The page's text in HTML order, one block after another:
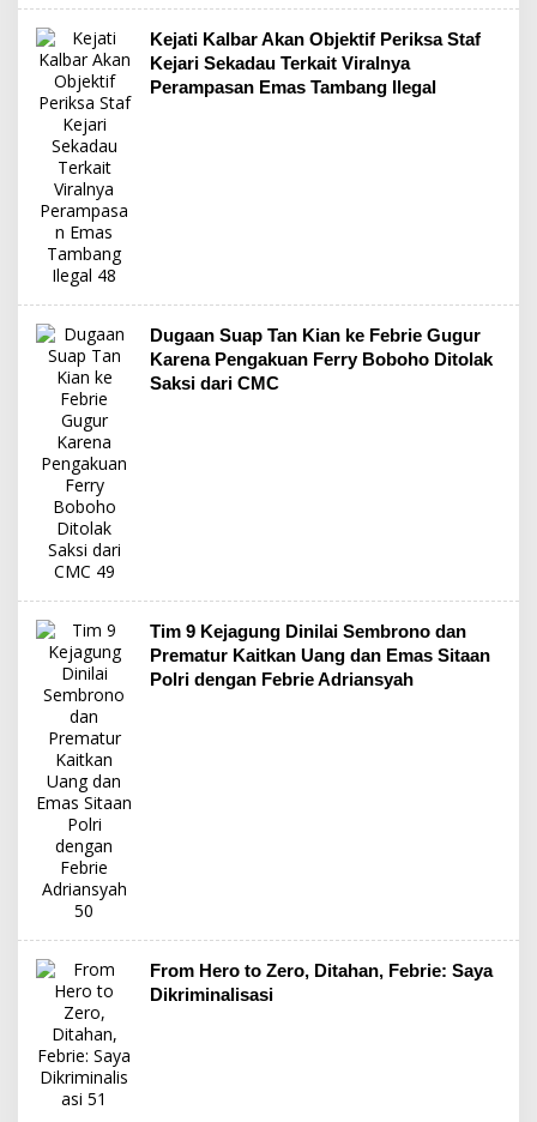
Kejati Kalbar Akan Objektif Periksa Staf
Kejari Sekadau Terkait Viralnya
Perampasan Emas Tambang Ilegal
Dugaan Suap Tan Kian ke Febrie Gugur
Karena Pengakuan Ferry Boboho Ditolak
Saksi dari CMC
Tim 9 Kejagung Dinilai Sembrono dan
Prematur Kaitkan Uang dan Emas Sitaan
Polri dengan Febrie Adriansyah
From Hero to Zero, Ditahan, Febrie: Saya
Dikriminalisasi